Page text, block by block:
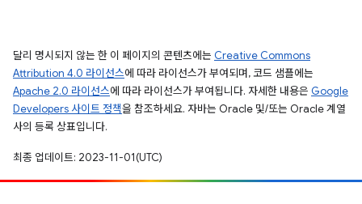
달리 명시되지 않는 한 이 페이지의 콘텐츠에는 Creative Commons
Attribution 4.0 라이선스에 따라 라이선스가 부여되며, 코드 샘플에는
Apache 2.0 라이선스에 따라 라이선스가 부여됩니다. 자세한 내용은 Google
Developers 사이트 정책을 참조하세요. 자바는 Oracle 및/또는 Oracle 계열
사의 등록 상표입니다.
최종 업데이트: 2023-11-01(UTC)